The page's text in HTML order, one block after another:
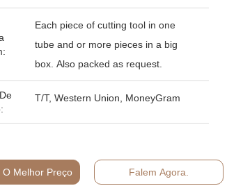
Each piece of cutting tool in one
tube and or more pieces in a big
box. Also packed as request.
T/T, Western Union, MoneyGram
O Melhor Preço Falem Agora.